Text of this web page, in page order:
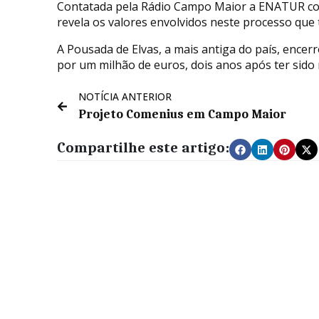
Contatada pela Rádio Campo Maior a ENATUR
revela os valores envolvidos neste processo
A Pousada de Elvas, a mais antiga do país,
por um milhão de euros, dois anos após ter sido
NOTÍCIA ANTERIOR
Projeto Comenius em Campo Maior
Compartilhe este artigo: